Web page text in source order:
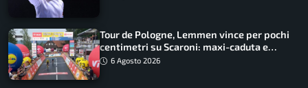
Tour de Pologne, Lemmen vince per pochi
centimetri su Scaroni: maxi-caduta e
tappa accorciata
6 Agosto 2026